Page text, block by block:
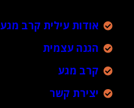
אודות עילית קרב מגע
הגנה עצמית
קרב מגע
יצירת קשר